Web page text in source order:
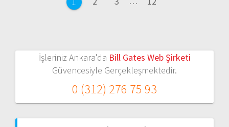
İşleriniz Ankara'da Bill Gates Web Şirketi
Güvencesiyle Gerçekleşmektedir.
0 (312) 276 75 93